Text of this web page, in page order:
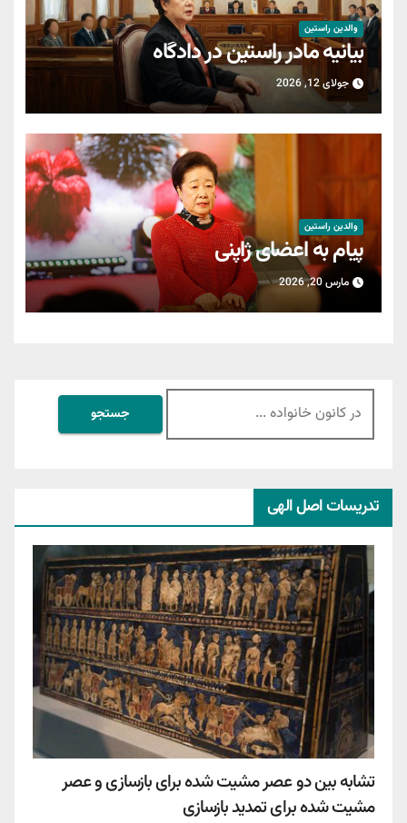
والدین راستین
بیانیه مادر راستین در دادگاه
جولای 12, 2026
والدین راستین
پیام به اعضای ژاپنی
مارس 20, 2026
جستجو
برای:
تدریسات اصل الهی
تشابه بین دو عصر مشیت شده برای بازسازی و عصر
مشیت شده برای تمدید بازسازی